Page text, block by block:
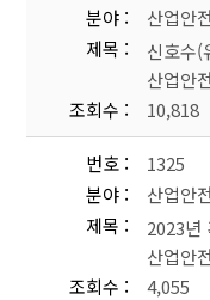
분야
산업안
제목
신호수(
산업안
조회수
10,818
번호
1325
분야
산업안
제목
2023년
산업안
조회수
4,055